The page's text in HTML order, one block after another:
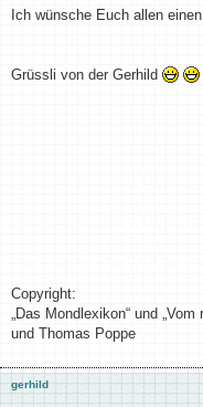
Ich wünsche Euch allen
Grüssli von der Gerhild
Copyright:
„Das Mondlexikon“ und
und Thomas Poppe
gerhild